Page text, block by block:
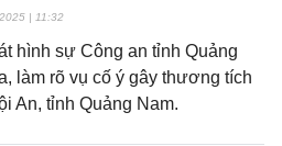
| 11:32
hình sự Công an tỉnh Quảng
làm rõ vụ cố ý gây thương tích
An, tỉnh Quảng Nam.